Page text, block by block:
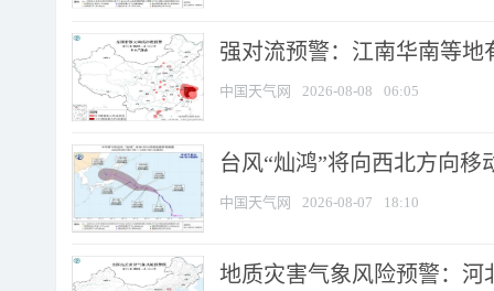
强对流预警：江南华南等地
中国天气网 2026-08-08 06:05
台风“灿鸿”将向西北方向移
中国天气网 2026-08-07 18:10
地质灾害气象风险预警：河